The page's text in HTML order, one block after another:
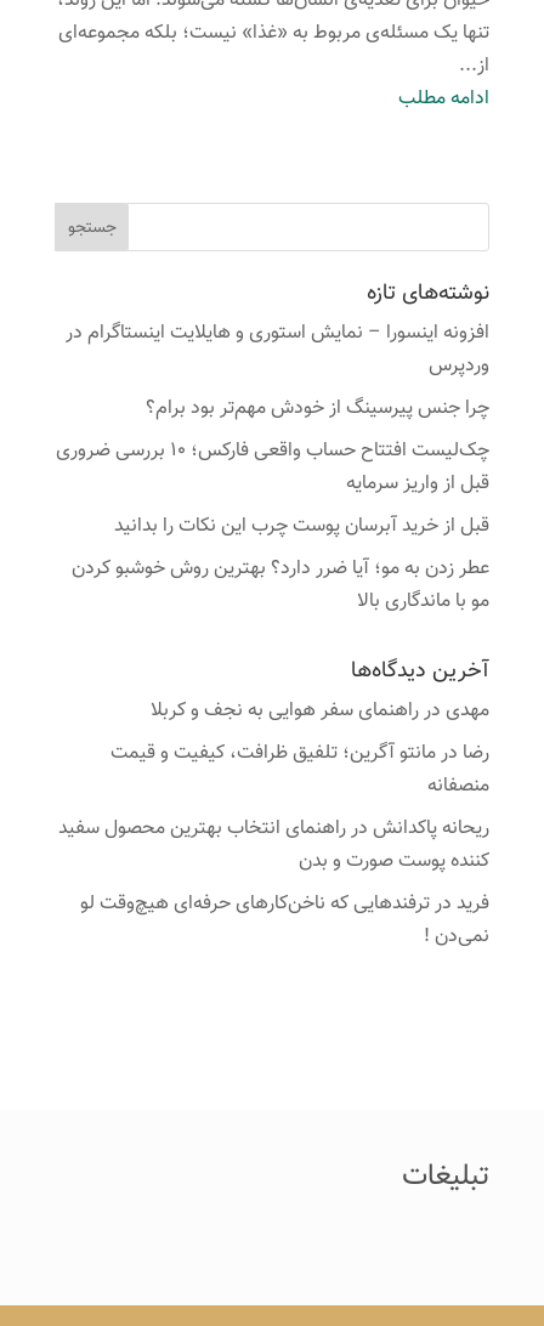
تنها یک مسئله‌ی مربوط به «غذا» نیست؛ بلکه مجموعه‌ای
از...
ادامه مطلب
نوشته‌های تازه
افزونه اینسورا – نمایش استوری و هایلایت اینستاگرام در
وردپرس
چرا جنس پیرسینگ از خودش مهم‌تر بود برام؟
چک‌لیست افتتاح حساب واقعی فارکس؛ ۱۰ بررسی ضروری
قبل از واریز سرمایه
قبل از خرید آبرسان پوست چرب این نکات را بدانید
عطر زدن به مو؛ آیا ضرر دارد؟ بهترین روش خوشبو کردن
مو با ماندگاری بالا
آخرین دیدگاه‌ها
مهدیدرراهنمای سفر هوایی به نجف و کربلا
رضا درمانتو آگرین؛ تلفیق ظرافت، کیفیت و قیمت
منصفانه
ریحانه پاکدانشدرراهنمای انتخاب بهترین محصول سفید
کننده پوست صورت و بدن
فریددرترفندهایی که ناخن‌کارهای حرفه‌ای هیچ‌وقت لو
نمی‌دن !
تبلیغات